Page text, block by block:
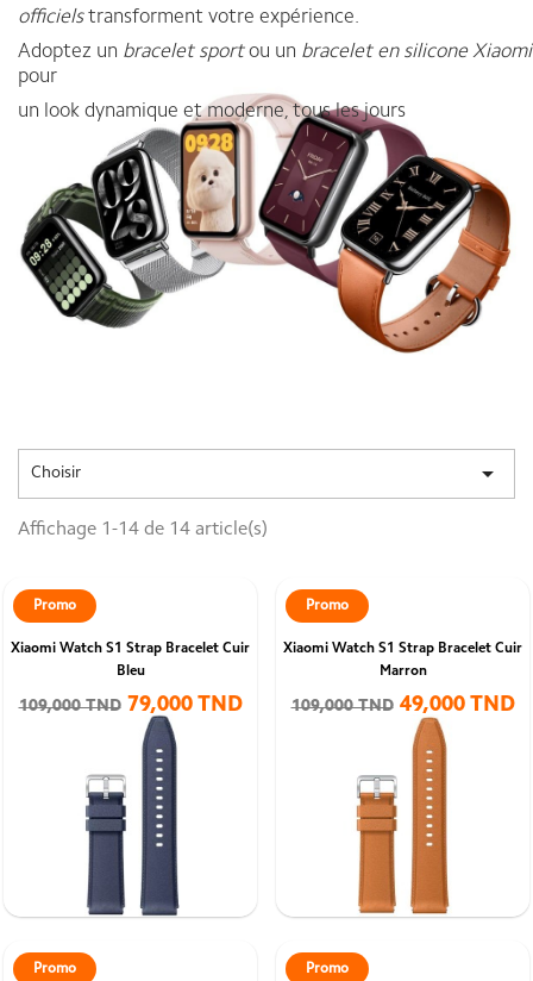
officielstransforment votre expérience.
Adoptez un bracelet sportou un bracelet en siliconeXiaomi
pour
un look dynamique et moderne, tous les jours
Choisir 
Affichage 1-14 de 14 article(s)
Xiaomi Watch S1 Strap Bracelet Cuir
Bleu
109,000 TND 79,000 TND
Promo
Xiaomi Watch S1 Strap Bracelet Cuir
Marron
109,000 TND 49,000 TND
Promo
Promo Promo